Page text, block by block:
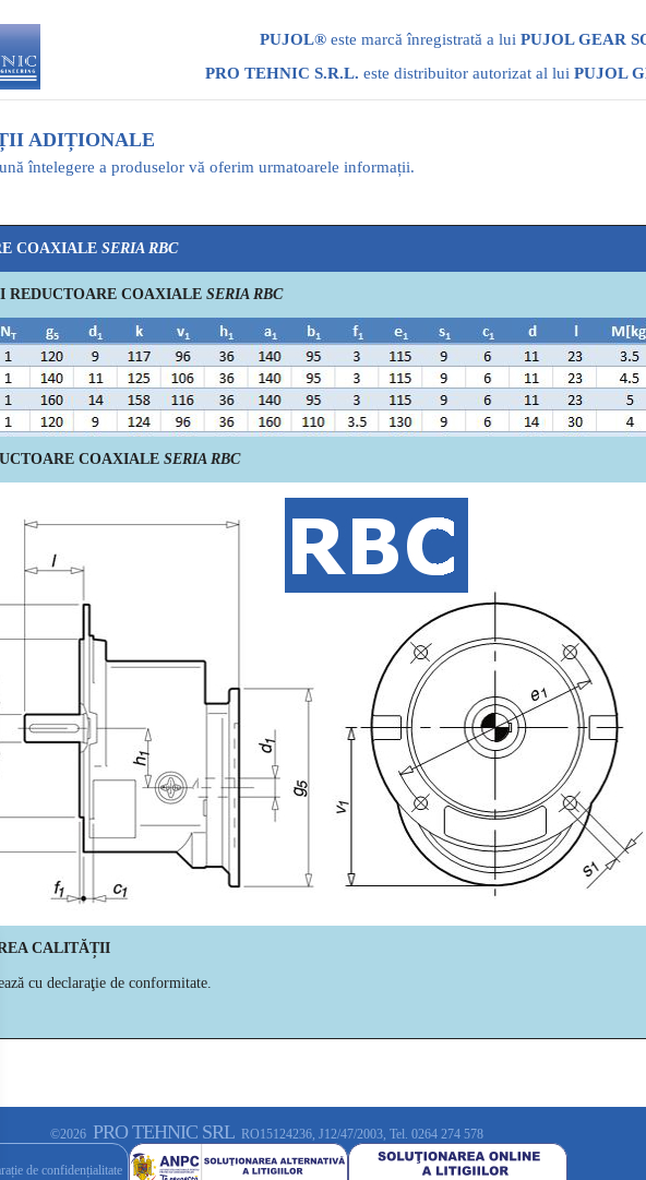
PUJOL®este marcă înregistrată a lui PUJOL GEAR
PRO TEHNIC S.R.L. este distribuitor autorizat al lui PUJOL
ADIȚIONALE
întelegere a produselor vă oferim urmatoarele informații.
COAXIALE SERIA RBC
REDUCTOARE COAXIALE SERIA RBC
COAXIALE SERIA RBC
CALITĂȚII
cu declaraţie de conformitate.
©2026 PRO TEHNIC SRL RO15124236, J12/47/2003, Tel. 0264 274 578
de confidențialitate